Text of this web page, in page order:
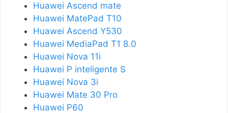
Huawei Ascend mate
Huawei MatePad T10
Huawei Ascend Y530
Huawei MediaPad T1 8.0
Huawei Nova 11i
Huawei P inteligente S
Huawei Nova 3i
Huawei Mate 30 Pro
Huawei P60